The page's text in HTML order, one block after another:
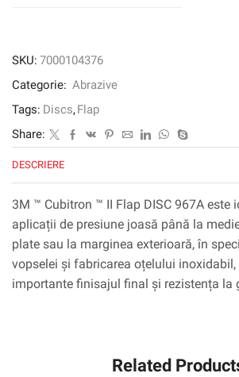
SKU: 7000104376
Categorie: Abrazive
Tags: Discs,Flap
Share:
DESCRIERE
3M ™ Cubitron ™ II Flap DISC 967A este
aplicații de presiune joasă până la
plate sau la marginea exterioară, în
vopselei și fabricarea oțelului inoxidabil,
importante finisajul final și rezistența la
Related